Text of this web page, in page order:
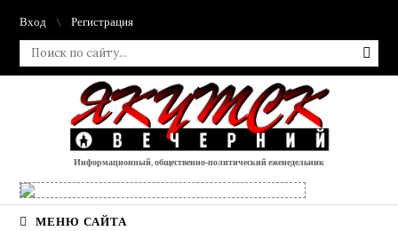
Вход Регистрация
Информационный, общественно-политический еженедельник
МЕНЮ САЙТА